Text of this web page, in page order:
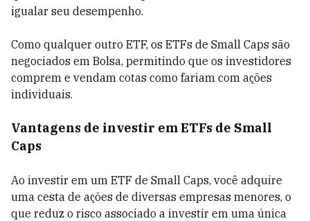
igualar seu desempenho.
Como qualquer outro ETF, os ETFs de Small Caps são
negociados em Bolsa, permitindo que os investidores
comprem e vendam cotas como fariam com ações
individuais.
Vantagens de investir em ETFs de Small
Caps
Ao investir em um ETF de Small Caps, você adquire
uma cesta de ações de diversas empresas menores, o
que reduz o risco associado a investir em uma única